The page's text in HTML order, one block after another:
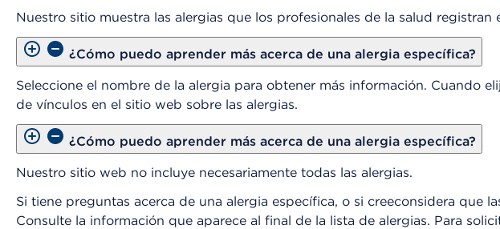
Nuestro sitio muestra las alergias que los profesionales de la salud
¿Cómo puedo aprender más acerca de una alergia específica?
Seleccione el nombre de la alergia para obtener más información. Cuando
de vínculos en el sitio web sobre las alergias.
¿Cómo puedo aprender más acerca de una alergia específica?
Nuestro sitio web no incluye necesariamente todas las alergias.
Si tiene preguntas acerca de una alergia específica, o si creeconsidera que
Consulte la información que aparece al final de la lista de alergias. Para